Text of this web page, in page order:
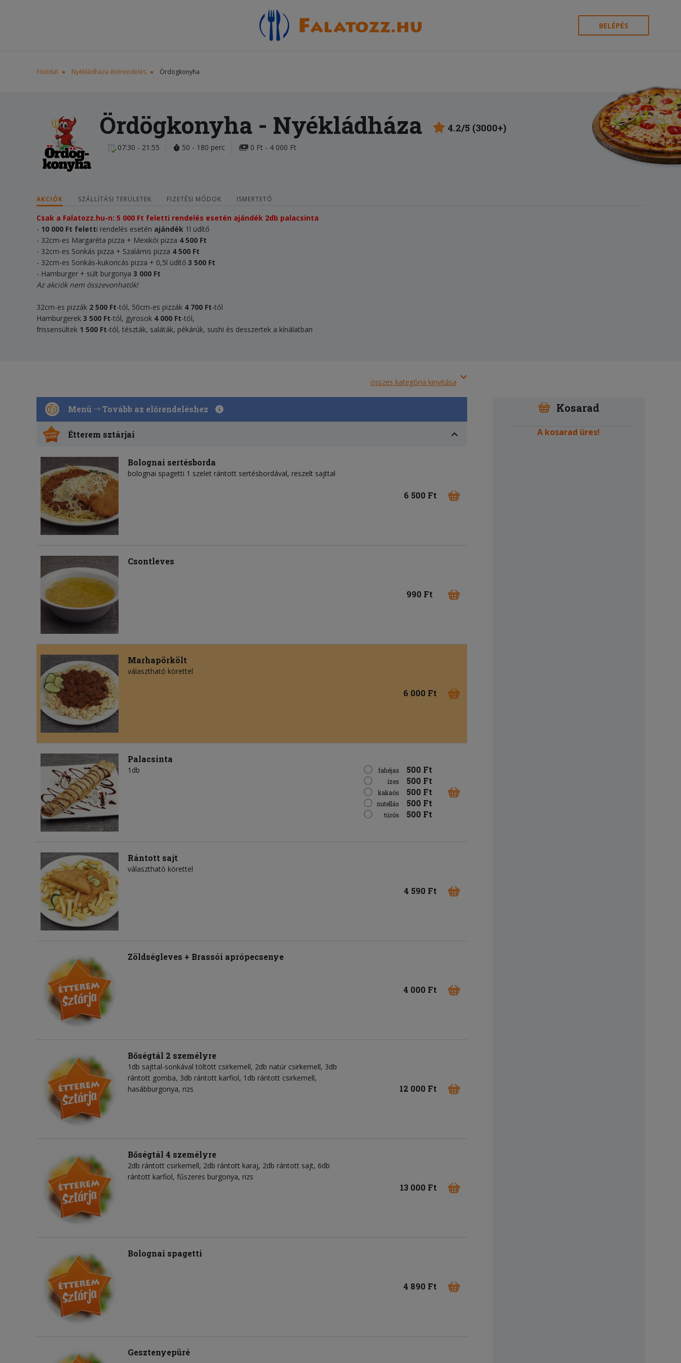
BELÉPÉS
Főoldal Nyékládháza ételrendelés Ördögkonyha
Ördögkonyha - Nyékládháza 4.2/5 (3000+)
07:30 - 21:55 50 - 180 perc 0 Ft - 4 000 Ft
AKCIÓK SZÁLLÍTÁSI TERÜLETEK FIZETÉSI MÓDOK ISMERTETŐ
Csak a Falatozz.hu-n: 5 000 Ft feletti rendelés esetén ajándék 2db palacsinta
- 10 000 Ft feletti rendelés esetén ajándék 1l üdítő
- 32cm-es Margaréta pizza + Mexikói pizza 4 500 Ft
- 32cm-es Sonkás pizza + Szalámis pizza 4 500 Ft
- 32cm-es Sonkás-kukoricás pizza + 0,5l üdítő 3 500 Ft
- Hamburger + sült burgonya 3 000 Ft
Az akciók nem összevonhatók!
32cm-es pizzák 2 500 Ft-tól, 50cm-es pizzák 4 700 Ft-tól
Hamburgerek 3 500 Ft-tól, gyrosok 4 000 Ft-tól,
frissensültek 1 500 Ft-tól, tészták, saláták, pékárúk, sushi és desszertek a kínálatban
összes kategória kinyitása
Menü Tovább az előrendeléshez
Étterem sztárjai
Bolognai sertésborda
bolognai spagetti 1 szelet rántott sertésbordával, reszelt sajttal
6 500 Ft
Csontleves
990 Ft
Marhapörkölt
választható körettel
6 000 Ft
Palacsinta
1db fahéjas 500 Ft
ízes 500 Ft
kakaós 500 Ft
nutellás 500 Ft
túrós 500 Ft
Rántott sajt
választható körettel
4 590 Ft
Zöldségleves + Brassói aprópecsenye
4 000 Ft
Bőségtál 2 személyre
1db sajttal-sonkával töltött csirkemell, 2db natúr csirkemell, 3db
rántott gomba, 3db rántott karfiol, 1db rántott csirkemell,
hasábburgonya, rizs
12 000 Ft
Bőségtál 4 személyre
2db rántott csirkemell, 2db rántott karaj, 2db rántott sajt, 6db
rántott karfiol, fűszeres burgonya, rizs
13 000 Ft
Bolognai spagetti
4 890 Ft
Gesztenyepüré
Kosarad
A kosarad üres!